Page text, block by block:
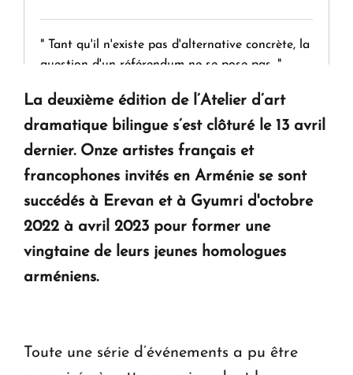
" Tant qu'il n'existe pas d'alternative concrète, la
question d'un référendum ne se pose pas. "
KASA : 30 ans d'audace, de résilience et d'avenir
en Arménie
Le premier hôtel Hyatt Regency d'Arménie
ouvrira ses portes à Dilijan
La deuxième édition de l’Atelier d’art
dramatique bilingue s’est clôturé le 13 avril
dernier. Onze artistes français et
francophones invités en Arménie se sont
succédés à Erevan et à Gyumri d'octobre
2022 à avril 2023 pour former une
vingtaine de leurs jeunes homologues
arméniens.
Toute une série d’événements a pu être